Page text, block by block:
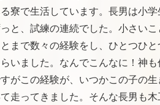
寮で生活しています。長男は小
と、試練の連続でした。小さい
まで数々の経験をし、ひとつひと
いました。なんでこんなに！神も
がこの経験が、いつかこの子の
走ってきました。そんな長男も